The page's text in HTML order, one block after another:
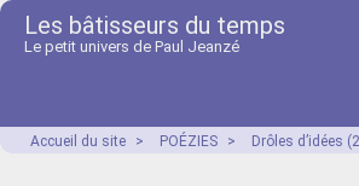
Les bâtisseurs du temps
Le petit univers de Paul Jeanzé
Accueil du site > POÉZIES > Drôles d’idées